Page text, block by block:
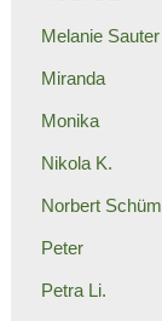
Melanie Sauter
Miranda
Monika
Nikola K.
Norbert
Peter
Petra Li.